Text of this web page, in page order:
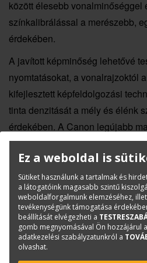
között élesebb vonalminőséggel
színkalibrálással a merészebb,
érdekében.
A javított képminőség lehetővé
nyomtatásokat, a vonalrajzoktól
kifejlesztett képfeldolgozási
tinta denzitását a mély és élénk
érdekében. A Canon legújabb
alkalmazásával a nyomatok
papírra is vastagabb és
készíthetők. A pigmenttinták
megakadályozzák az
kültéri használatra is.
Környezetvédelmi
Ez a weboldal is
Sütiket használunk a tartalmak és
a látogatóink magasabb szintű
weboldalforgalmunk elemzéséhez,
tevékenységünk támogatása
beállítását elvégezheti a
gomb megnyomásával Ön hozzájárul
adatkezelési szabályzatunkról a
olvashat.